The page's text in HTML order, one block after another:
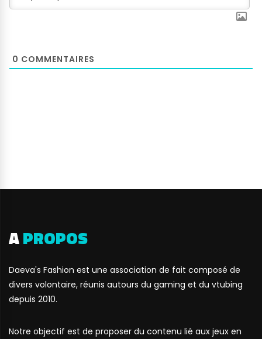
0 COMMENTAIRES
APROPOS
Daeva's Fashion est une association de fait composé de
divers volontaire, réunis autours du gaming et du vtubing
depuis 2010.
Notre objectif est de proposer du contenu lié aux jeux en